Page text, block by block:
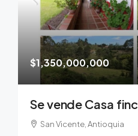
$1,350,000,000
Se vende Casa
San Vicente, Antioquia